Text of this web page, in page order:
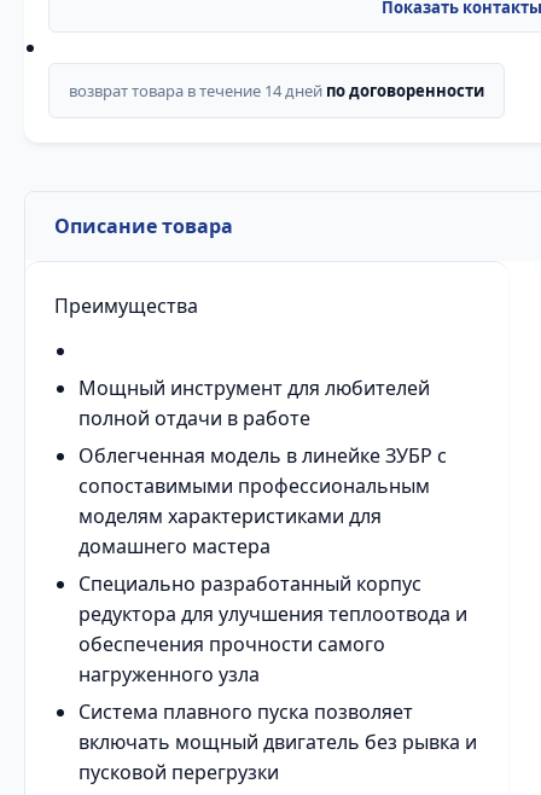
возврат товара в течение 14 дней по договоренности
Описание товара
Преимущества
Мощный инструмент для любителей
полной отдачи в работе
Облегченная модель в линейке ЗУБР с
сопоставимыми профессиональным
моделям характеристиками для
домашнего мастера
Специально разработанный корпус
редуктора для улучшения теплоотвода и
обеспечения прочности самого
нагруженного узла
Система плавного пуска позволяет
включать мощный двигатель без рывка и
пусковой перегрузки